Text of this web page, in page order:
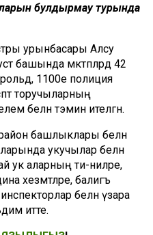
булдырмау турында
урынбасары Алсу
башында мәктәпләрдә 42
1100е полиция
торучыларның
белән тәэмин ителгән.
башлыклары белән
укучылар белән
ук аларның әти-әниләре,
хезмәтләре, балигъ
белән үзара
итте.